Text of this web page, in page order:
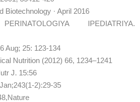
Biotechnology · April 2016
IPEDIATRIYA.
Aug; 25: 123-134
Nutrition (2012) 66, 1234–1241
J. 15:56
2):29-35